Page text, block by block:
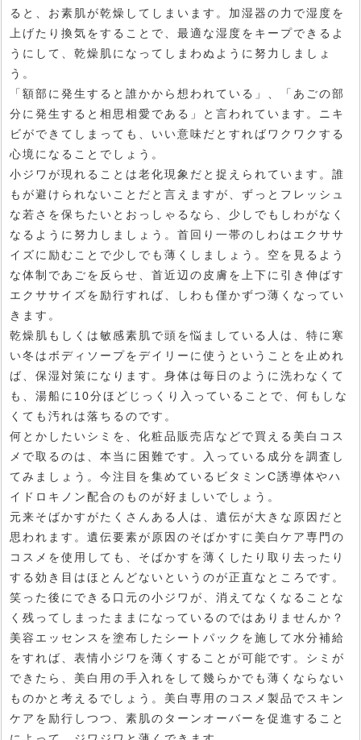
ると、お素肌が乾燥してしまいます。加湿器の力で湿度を
上げたり換気をすることで、最適な湿度をキープできるよ
うにして、乾燥肌になってしまわぬように努力しましょ
う。
「額部に発生すると誰かから想われている」、「あごの部
分に発生すると相思相愛である」と言われています。ニキ
ビができてしまっても、いい意味だとすればワクワクする
心境になることでしょう。
小ジワが現れることは老化現象だと捉えられています。誰
もが避けられないことだと言えますが、ずっとフレッシュ
な若さを保ちたいとおっしゃるなら、少しでもしわがなく
なるように努力しましょう。首回り一帯のしわはエクササ
イズに励むことで少しでも薄くしましょう。空を見るよう
な体制であごを反らせ、首近辺の皮膚を上下に引き伸ばす
エクササイズを励行すれば、しわも僅かずつ薄くなってい
きます。
乾燥肌もしくは敏感素肌で頭を悩ましている人は、特に寒
い冬はボディソープをデイリーに使うということを止めれ
ば、保湿対策になります。身体は毎日のように洗わなくて
も、湯船に10分ほどじっくり入っていることで、何もしな
くても汚れは落ちるのです。
何とかしたいシミを、化粧品販売店などで買える美白コス
メで取るのは、本当に困難です。入っている成分を調査し
てみましょう。今注目を集めているビタミンC誘導体やハ
イドロキノン配合のものが好ましいでしょう。
元来そばかすがたくさんある人は、遺伝が大きな原因だと
思われます。遺伝要素が原因のそばかすに美白ケア専門の
コスメを使用しても、そばかすを薄くしたり取り去ったり
する効き目はほとんどないというのが正直なところです。
笑った後にできる口元の小ジワが、消えてなくなることな
く残ってしまったままになっているのではありませんか？
美容エッセンスを塗布したシートパックを施して水分補給
をすれば、表情小ジワを薄くすることが可能です。シミが
できたら、美白用の手入れをして幾らかでも薄くならない
ものかと考えるでしょう。美白専用のコスメ製品でスキン
ケアを励行しつつ、素肌のターンオーバーを促進すること